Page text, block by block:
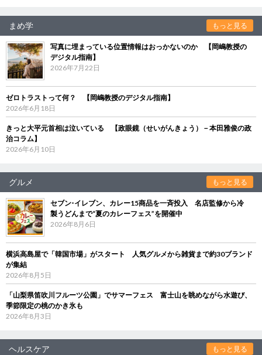
まめ学 もっと見る
写真に埋まっている位置情報はおっかないのか 【岡嶋教授の
デジタル指南】
2026年7月22日
ゼロトラストって何？ 【岡嶋教授のデジタル指南】
2026年6月18日
きっと大平元首相は泣いている 【政眼鏡（せいがんきょう）－本田雅俊の政
治コラム】
2026年6月10日
グルメ もっと見る
セブン‐イレブン、カレー15商品を一斉投入 名店監修から冷
製うどんまで“夏のカレーフェス”を開催中
2026年8月6日
横浜高島屋で「韓国市場」がスタート 人気グルメから雑貨まで約30ブランド
が集結
2026年8月5日
「山梨県笛吹川フルーツ公園」でサマーフェス 富士山を眺めながら水遊び、
季節限定の桃のかき氷も
2026年8月3日
ヘルスケア もっと見る